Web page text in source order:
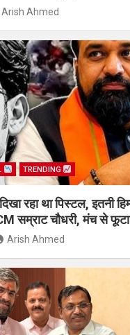
Arish Ahmed
TRENDING
रहा था पिस्टल, इतनी
सम्राट चौधरी, मंच से
Arish Ahmed